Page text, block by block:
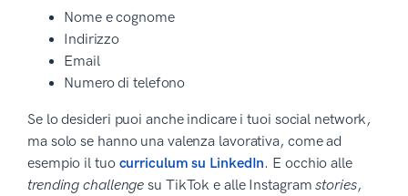
Nome e cognome
Indirizzo
Email
Numero di telefono
Se lo desideri puoi anche indicare i tuoi social network,
ma solo se hanno una valenza lavorativa, come ad
esempio il tuo curriculum su LinkedIn. E occhio alle
trending challenge su TikTok e alle Instagramstories,